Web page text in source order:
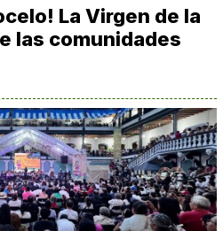
La Virgen de la
las comunidades